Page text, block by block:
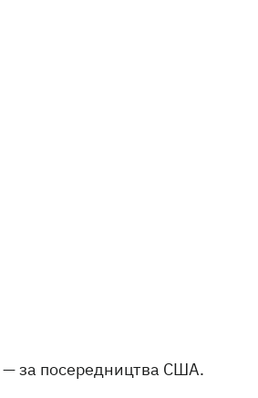
— за посередництва США.